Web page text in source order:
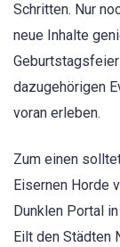
Schritten. Nur
neue Inhalte
dazugehörigen
voran erleben.
Zum einen
Eisernen Horde
Dunklen Portal
Eilt den Städten